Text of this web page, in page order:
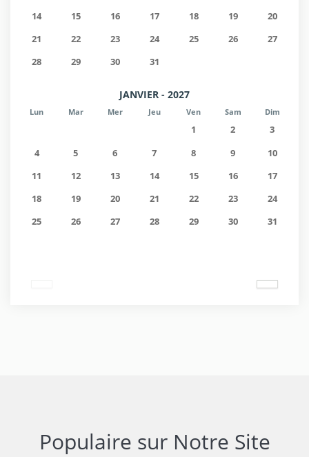
14
15 16 17 18 19
20
21
22 23 24 25 26
27
28
29 30 31
JANVIER - 2027
Lun Mar Mer Jeu Ven Sam Dim
1 2
3
4
5 6 7 8 9
10
11
12 13 14 15 16
17
18
19 20 21 22 23
24
25
26 27 28 29 30 31
Populaire sur Notre Site